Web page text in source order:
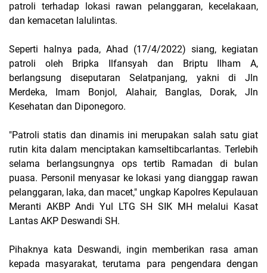
patroli terhadap lokasi rawan pelanggaran, kecelakaan,
dan kemacetan lalulintas.
Seperti halnya pada, Ahad (17/4/2022) siang, kegiatan
patroli oleh Bripka Ilfansyah dan Briptu Ilham A,
berlangsung diseputaran Selatpanjang, yakni di Jln
Merdeka, Imam Bonjol, Alahair, Banglas, Dorak, Jln
Kesehatan dan Diponegoro.
"Patroli statis dan dinamis ini merupakan salah satu giat
rutin kita dalam menciptakan kamseltibcarlantas. Terlebih
selama berlangsungnya ops tertib Ramadan di bulan
puasa. Personil menyasar ke lokasi yang dianggap rawan
pelanggaran, laka, dan macet," ungkap Kapolres Kepulauan
Meranti AKBP Andi Yul LTG SH SIK MH melalui Kasat
Lantas AKP Deswandi SH.
Pihaknya kata Deswandi, ingin memberikan rasa aman
kepada masyarakat, terutama para pengendara dengan